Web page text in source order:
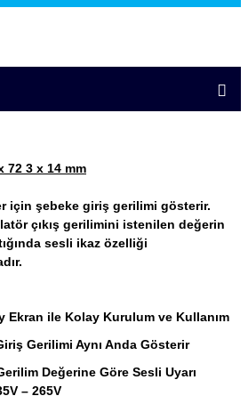
72 3 x 14 mm
için şebeke giriş gerilimi gösterir.
çıkış gerilimini istenilen değerin
sesli ikaz özelliği
Ekran ile Kolay Kurulum ve Kullanım
Gerilimi Aynı Anda Gösterir
Değerine Göre Sesli Uyarı
– 265V